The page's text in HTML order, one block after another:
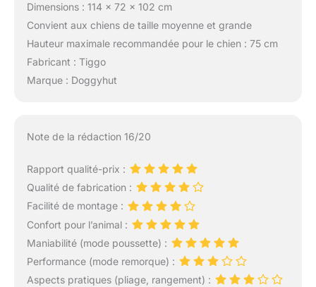
Dimensions : 114 x 72 x 102 cm
Convient aux chiens de taille moyenne et grande
Hauteur maximale recommandée pour le chien : 75 cm
Fabricant : Tiggo
Marque : Doggyhut
Note de la rédaction 16/20
Rapport qualité-prix :
Qualité de fabrication :
Facilité de montage :
Confort pour l’animal :
Maniabilité (mode poussette) :
Performance (mode remorque) :
Aspects pratiques (pliage, rangement) :